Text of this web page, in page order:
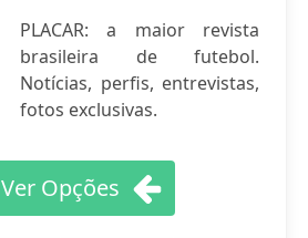
PLACAR: a maior revista
brasileira de futebol.
Notícias, perfis, entrevistas,
fotos exclusivas.
Ver Opções